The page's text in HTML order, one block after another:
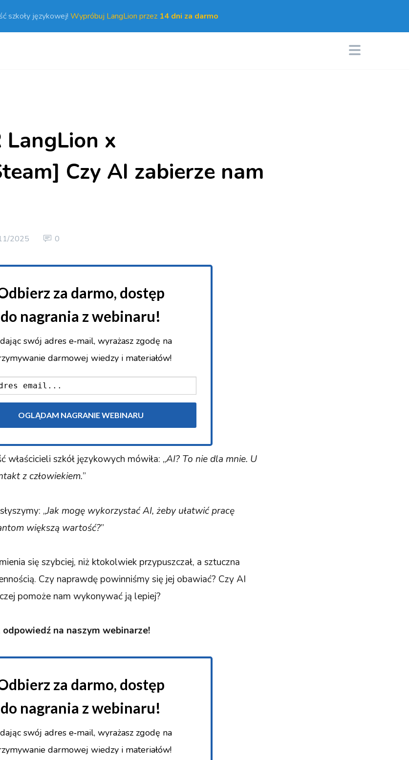
szkoły językowej! Wypróbuj LangLion przez 14 dni za darmo
LangLion x
Czy AI zabierze nam
2025 0
za darmo, dostęp
do nagrania z webinaru!
swój adres e‑mail, wyrażasz zgodę na
darmowej wiedzy i materiałów!
właścicieli szkół językowych mówiła: „AI? To nie dla mnie. U
z człowiekiem.”
„Jak mogę wykorzystać AI, żeby ułatwić pracę
większą wartość?”
się szybciej, niż ktokolwiek przypuszczał, a sztuczna
Czy naprawdę powinniśmy się jej obawiać? Czy AI
pomoże nam wykonywać ją lepiej?
na naszym webinarze!
za darmo, dostęp
do nagrania z webinaru!
swój adres e‑mail, wyrażasz zgodę na
darmowej wiedzy i materiałów!